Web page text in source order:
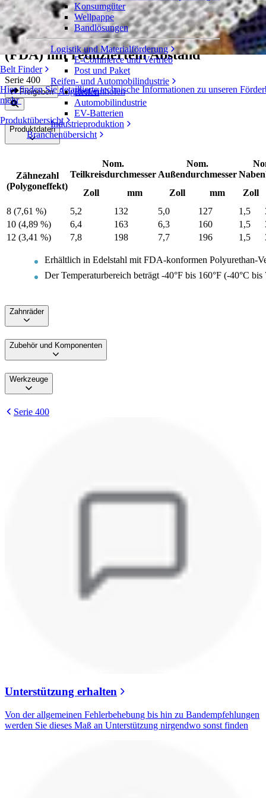
Belt Finder
Hier finden Sie detaillierte technische Informationen zu unseren
mehr
Produktübersicht
Konsumgüter
Wellpappe
Bandlösungen
Logistik und Materialförderung
E-Commerce und Vertrieb
Post und Paket
Reifen- und Automobilindustrie
Reifen
Automobilindustrie
EV-Batterien
Industrieproduktion
Branchenübersicht
Geteilte Zahnräder aus Metall mit
Verbindungsplatten aus Polyurethan
(FDA) mit reduziertem Abstand
Serie 400
Freigeben Angebot einholen
Produktdaten
Zähnezahl
(Polygoneffekt)
Nom.
Teilkreisdurchmesser
Nom.
Außendurchmesser
Zoll
mm Zoll mm
Zoll
8 (7,61 %)
5,2 132 5,0 127 1,5
10 (4,89 %)
6,4 163 6,3 160 1,5
12 (3,41 %)
7,8 198 7,7 196 1,5
Erhältlich in Edelstahl mit FDA-konformen Polyurethan-
Der Temperaturbereich beträgt -40°F bis 160°F (-40°C bis
Zahnräder
Zubehör und Komponenten
Werkzeuge
Serie 400
Unterstützung erhalten
Von der allgemeinen Fehlerbehebung bis hin zu Bandempfehlungen
werden Sie dieses Maß an Unterstützung nirgendwo sonst finden